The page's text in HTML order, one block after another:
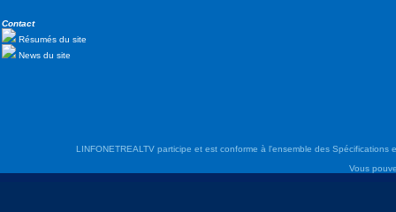
Contact
Résumés du site
News du site
LINFONETREALTV participe et est conforme à l'ensemble des
Vous